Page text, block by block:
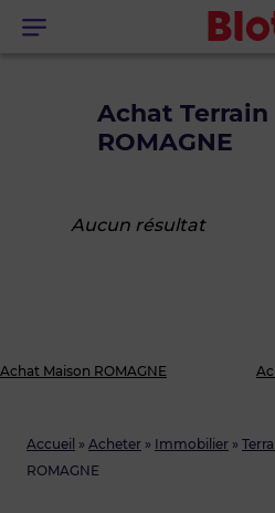
Menu
Accueil » Acheter » Immobilier »
ROMAGNE
Achat Terrain
ROMAGNE
Aucun résultat
Achat Maison ROMAGNE